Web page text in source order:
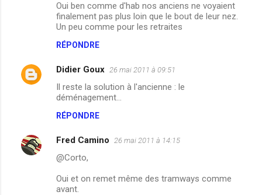
Oui ben comme d'hab nos anciens ne voyaient
finalement pas plus loin que le bout de leur nez.
Un peu comme pour les retraites
RÉPONDRE
Didier Goux 26 mai 2011 à 09:51
Il reste la solution à l'ancienne : le
déménagement…
RÉPONDRE
Fred Camino 26 mai 2011 à 14:15
@Corto,
Oui et on remet même des tramways comme
avant.